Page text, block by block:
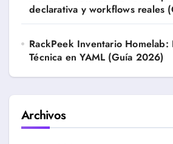
declarativa y workflows reales
RackPeek Inventario Homelab:
Técnica en YAML (Guía 2026)
Archivos